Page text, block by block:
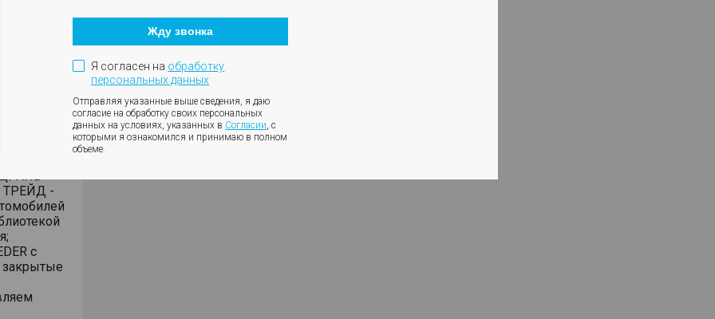
в
при
EXEED
ДРАЙВ
ТРЕЙД -
с
Жду звонка
Я согласен на обработку
персональных данных
Отправляя указанные выше сведения, я даю
согласие на обработку своих персональных
данных на условиях, указанных в Согласии, с
которыми я ознакомился и принимаю в полном
объеме.